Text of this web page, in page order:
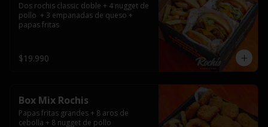
Dos rochis classic doble + 4 nugget de
pollo  + 3 empanadas de queso +
papas fritas
$19.990
Box Mix Rochis
Papas fritas grandes + 8 aros de
cebolla + 8 nugget de pollo